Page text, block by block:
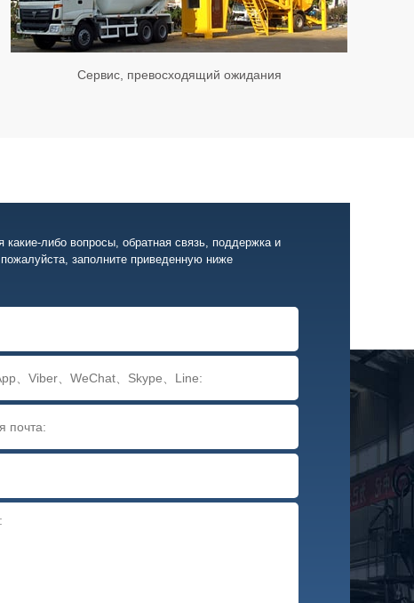
Сервис, превосходящий ожидания
какие-либо вопросы, обратная связь, поддержка и
заполните приведенную ниже